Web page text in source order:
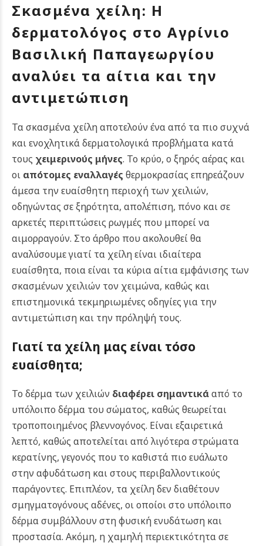
Σκασμένα χείλη: Η
δερματολόγος στο Αγρίνιο
Βασιλική Παπαγεωργίου
αναλύει τα αίτια και την
αντιμετώπιση
Τα σκασμένα χείλη αποτελούν ένα από τα πιο συχνά
και ενοχλητικά δερματολογικά προβλήματα κατά
τους χειμερινούς μήνες. Το κρύο, ο ξηρός αέρας και
οι απότομες εναλλαγές θερμοκρασίας επηρεάζουν
άμεσα την ευαίσθητη περιοχή των χειλιών,
οδηγώντας σε ξηρότητα, απολέπιση, πόνο και σε
αρκετές περιπτώσεις ρωγμές που μπορεί να
αιμορραγούν. Στο άρθρο που ακολουθεί θα
αναλύσουμε γιατί τα χείλη είναι ιδιαίτερα
ευαίσθητα, ποια είναι τα κύρια αίτια εμφάνισης των
σκασμένων χειλιών τον χειμώνα, καθώς και
επιστημονικά τεκμηριωμένες οδηγίες για την
αντιμετώπιση και την πρόληψή τους.
Γιατί τα χείλη μας είναι τόσο
ευαίσθητα;
Το δέρμα των χειλιών διαφέρει σημαντικάαπό το
υπόλοιπο δέρμα του σώματος, καθώς θεωρείται
τροποποιημένος βλεννογόνος. Είναι εξαιρετικά
λεπτό, καθώς αποτελείται από λιγότερα στρώματα
κερατίνης, γεγονός που το καθιστά πιο ευάλωτο
στην αφυδάτωση και στους περιβαλλοντικούς
παράγοντες. Επιπλέον, τα χείλη δεν διαθέτουν
σμηγματογόνους αδένες, οι οποίοι στο υπόλοιπο
δέρμα συμβάλλουν στη φυσική ενυδάτωση και
προστασία. Ακόμη, η χαμηλή περιεκτικότητα σε